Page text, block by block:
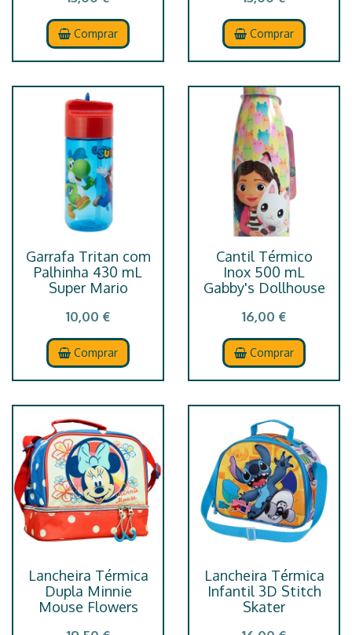
Comprar Comprar
Garrafa Tritan com
Palhinha 430 mL
Super Mario
10,00 €
Comprar
Cantil Térmico
Inox 500 mL
Gabby's Dollhouse
16,00 €
Comprar
Lancheira Térmica
Dupla Minnie
Mouse Flowers
Lancheira Térmica
Infantil 3D Stitch
Skater